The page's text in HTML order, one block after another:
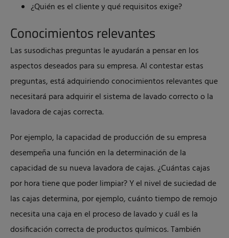
¿Quién es el cliente y qué requisitos exige?
Conocimientos relevantes
Las susodichas preguntas le ayudarán a pensar en los
aspectos deseados para su empresa. Al contestar estas
preguntas, está adquiriendo conocimientos relevantes que
necesitará para adquirir el sistema de lavado correcto o la
lavadora de cajas correcta.
Por ejemplo, la capacidad de producción de su empresa
desempeña una función en la determinación de la
capacidad de su nueva lavadora de cajas. ¿Cuántas cajas
por hora tiene que poder limpiar? Y el nivel de suciedad de
las cajas determina, por ejemplo, cuánto tiempo de remojo
necesita una caja en el proceso de lavado y cuál es la
dosificación correcta de productos químicos. También